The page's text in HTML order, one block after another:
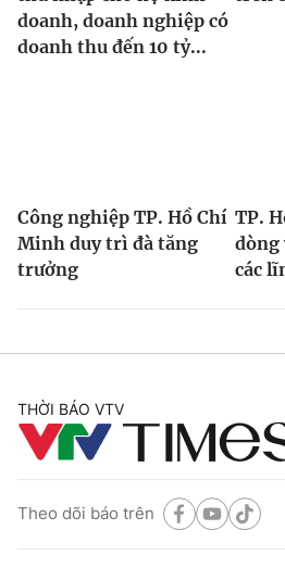
doanh, doanh nghiệp có
doanh thu đến 10 tỷ...
Công nghiệp TP. Hồ Chí
Minh duy trì đà tăng
trưởng
TP.
dòng
các
THỜI BÁO VTV
Theo dõi báo trên